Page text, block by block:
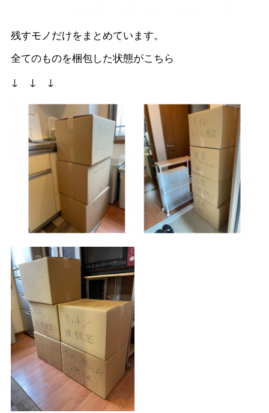
残すモノだけをまとめています。
全てのものを梱包した状態がこちら
↓ ↓ ↓